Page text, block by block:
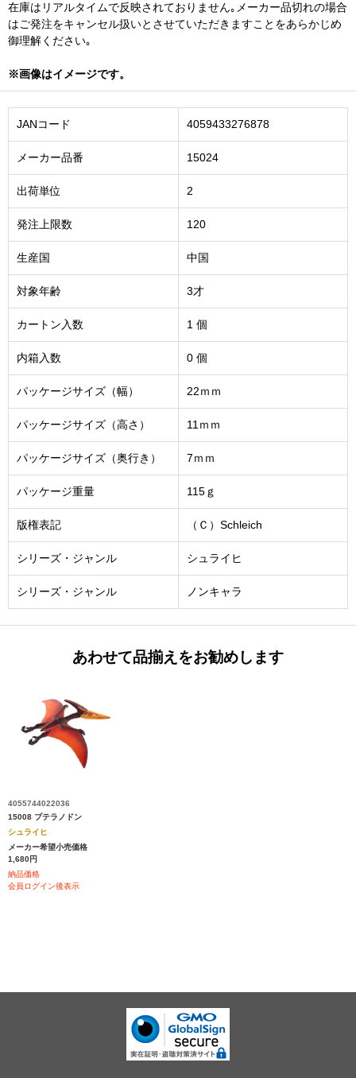
在庫はリアルタイムで反映されておりません｡メーカー品切れの場合
はご発注をキャンセル扱いとさせていただきますことをあらかじめ
御理解ください｡
※画像はイメージです。
JANコード 4059433276878
メーカー品番 15024
出荷単位 2
発注上限数 120
生産国 中国
対象年齢 3才
カートン入数 1 個
内箱入数 0 個
パッケージサイズ（幅） 22ｍｍ
パッケージサイズ（高さ） 11ｍｍ
パッケージサイズ（奥行き） 7ｍｍ
パッケージ重量 115ｇ
版権表記 （Ｃ）Schleich
シリーズ・ジャンル シュライヒ
シリーズ・ジャンル ノンキャラ
あわせて品揃えをお勧めします
4055744022036
15008 プテラノドン
シュライヒ
メーカー希望小売価格
1,680円
納品価格
会員ログイン後表示